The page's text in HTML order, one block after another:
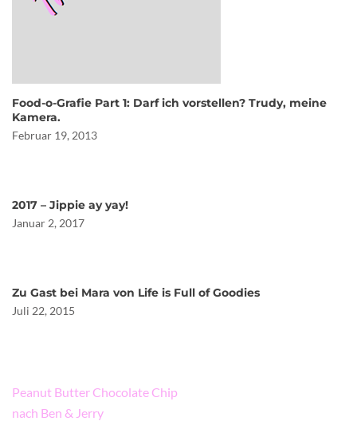
Food-o-Grafie Part 1: Darf ich vorstellen? Trudy, meine
Kamera.
Februar 19, 2013
2017 – Jippie ay yay!
Januar 2, 2017
Zu Gast bei Mara von Life is Full of Goodies
Juli 22, 2015
Beitragsnavigation
Peanut Butter Chocolate Chip
nach Ben & Jerry